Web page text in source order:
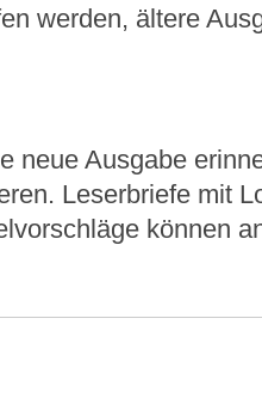
werden, ältere
neue Ausgabe
Leserbriefe mit
können